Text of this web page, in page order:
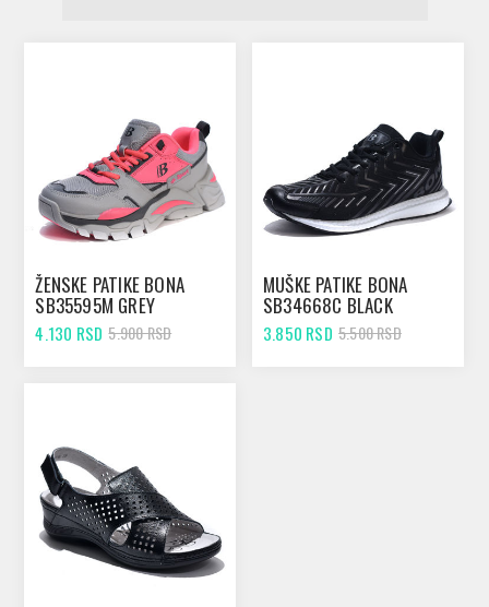
ŽENSKE PATIKE BONA
SB35595M GREY
4.130 RSD 5.900 RSD
MUŠKE PATIKE BONA
SB34668C BLACK
3.850 RSD 5.500 RSD